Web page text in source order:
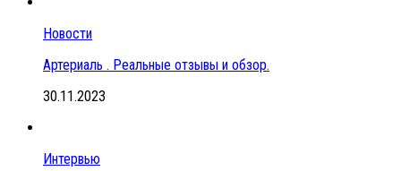
Новости
Артериаль . Реальные отзывы и обзор.
30.11.2023
Интервью